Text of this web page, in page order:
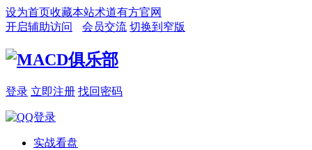
设为首页收藏本站术道有方官网
开启辅助访问
会员交流 切换到窄版
登录 立即注册 找回密码
实战看盘